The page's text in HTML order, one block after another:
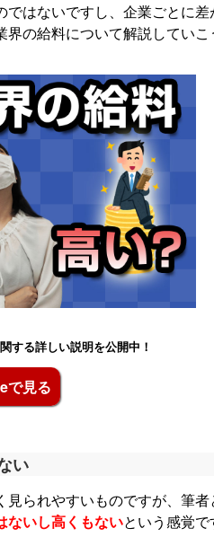
はないですし、企業ごとに
の給料について解説していこ
する詳しい説明を公開中！
見る
い
られやすいものですが、筆者
ないし高くもないという感覚で